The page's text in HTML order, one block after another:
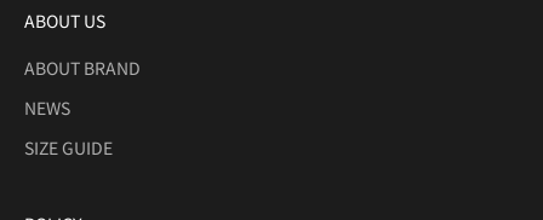
ABOUT US
ABOUT BRAND
NEWS
SIZE GUIDE